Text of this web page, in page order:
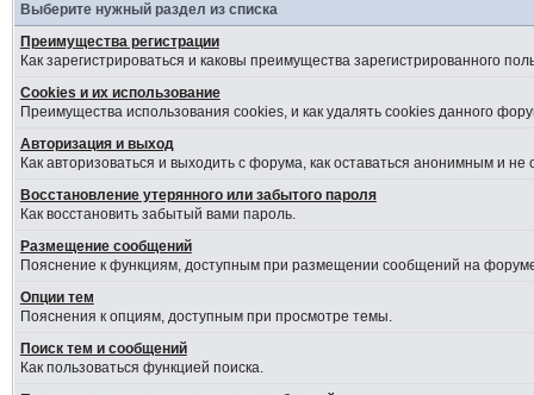
Выберите нужный раздел из списка
Преимущества регистрации
Как зарегистрироваться и каковы преимущества зарегистрированного
Cookies и их использование
Преимущества использования cookies, и как удалять cookies данного
Авторизация и выход
Как авторизоваться и выходить с форума, как оставаться анонимным и
Восстановление утерянного или забытого пароля
Как восстановить забытый вами пароль.
Размещение сообщений
Пояснение к функциям, доступным при размещении сообщений на
Опции тем
Пояснения к опциям, доступным при просмотре темы.
Поиск тем и сообщений
Как пользоваться функцией поиска.